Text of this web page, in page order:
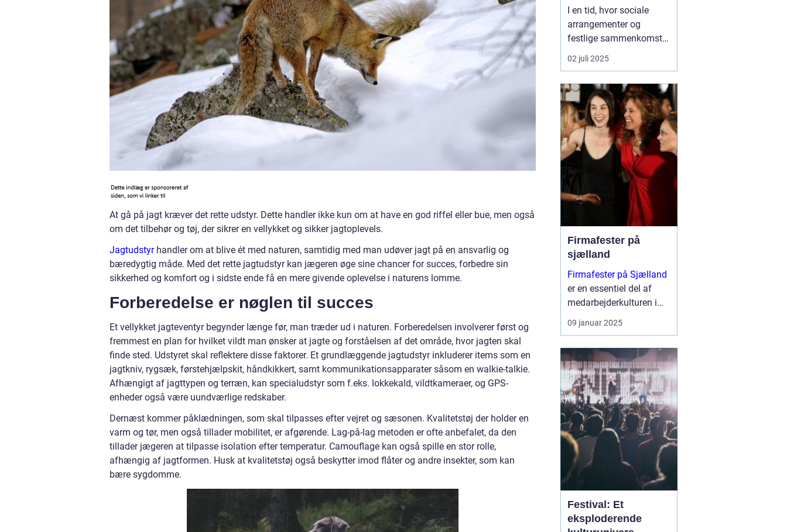
At gå på jagt kræver det rette udstyr. Dette handler ikke kun om at have en god riffel eller bue, men også
om det tilbehør og tøj, der sikrer en vellykket og sikker jagtoplevels.
Jagtudstyrhandler om at blive ét med naturen, samtidig med man udøver jagt på en ansvarlig og
bæredygtig måde. Med det rette jagtudstyr kan jægeren øge sine chancer for succes, forbedre sin
sikkerhed og komfort og i sidste ende få en mere givende oplevelse i naturens lomme.
Forberedelse er nøglen til succes
Et vellykket jagteventyr begynder længe før, man træder ud i naturen. Forberedelsen involverer først og
fremmest en plan for hvilket vildt man ønsker at jagte og forståelsen af det område, hvor jagten skal
finde sted. Udstyret skal reflektere disse faktorer. Et grundlæggende jagtudstyr inkluderer items som en
jagtkniv, rygsæk, førstehjælpskit, håndkikkert, samt kommunikationsapparater såsom en walkie-talkie.
Afhængigt af jagttypen og terræn, kan specialudstyr som f.eks. lokkekald, vildtkameraer, og GPS-
enheder også være uundværlige redskaber.
Dernæst kommer påklædningen, som skal tilpasses efter vejret og sæsonen. Kvalitetstøj der holder en
varm og tør, men også tillader mobilitet, er afgørende. Lag-på-lag metoden er ofte anbefalet, da den
tillader jægeren at tilpasse isolation efter temperatur. Camouflage kan også spille en stor rolle,
afhængig af jagtformen. Husk at kvalitetstøj også beskytter imod flåter og andre insekter, som kan
bære sygdomme.
I en tid, hvor sociale
arrangementer og
festlige sammenkomster
ofte kræver et element af
underholdning, står
favoritaktivitet blandt
mange. Karaoke
maskiner giver folk
mulighed for at slippe
deres indre stjerne lø...
02 juli 2025
Firmafester på
sjælland
Firmafester på Sjælland
er en essentiel del af
medarbejderkulturen i
mange virksomheder.
Med en stigning i
unikke venues er
Sjælland blevet ...
09 januar 2025
Festival: Et
eksploderende